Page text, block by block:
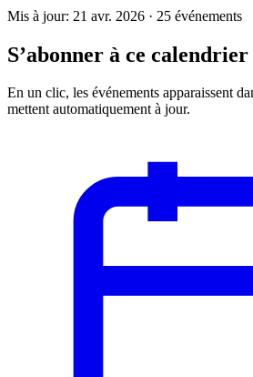
Mis à jour: 21 avr. 2026 · 25 événements
S’abonner à ce calendrier
En un clic, les événements apparaissent
mettent automatiquement à jour.